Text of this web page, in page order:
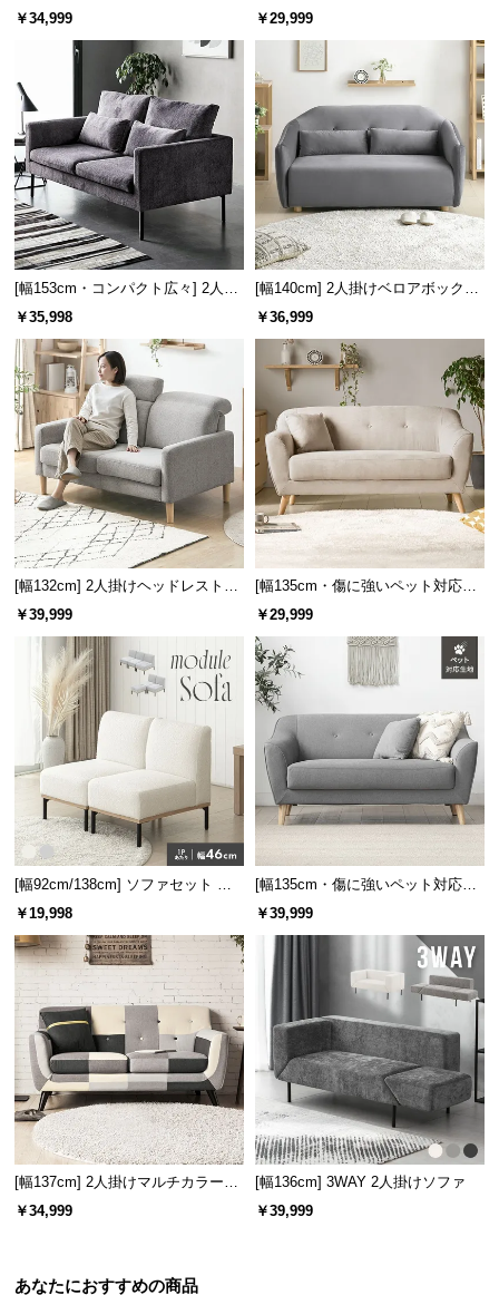
o.,
ァ シープボアタイプ
￥34,999
ァ
￥29,999
[幅153cm・コンパクト広々] 2人掛
けモダンソファ ブラックスチール
￥35,998
[幅140cm] 2人掛けベロアボックス
ソファ
￥36,999
[幅132cm] 2人掛けヘッドレスト付
きソファ
￥39,999
[幅135cm・傷に強いペット対応生
地も] 天然木脚 2人掛けコンパクト
￥29,999
[幅92cm/138cm] ソファセット レ
イアウト自由！選べる4セット
￥19,998
[幅135cm・傷に強いペット対応生
地] 天然木脚 2人掛けコンパクトソ
￥39,999
[幅137cm] 2人掛けマルチカラーソ
ファ
￥34,999
[幅136cm] 3WAY 2人掛けソファ
￥39,999
あなたにおすすめの商品